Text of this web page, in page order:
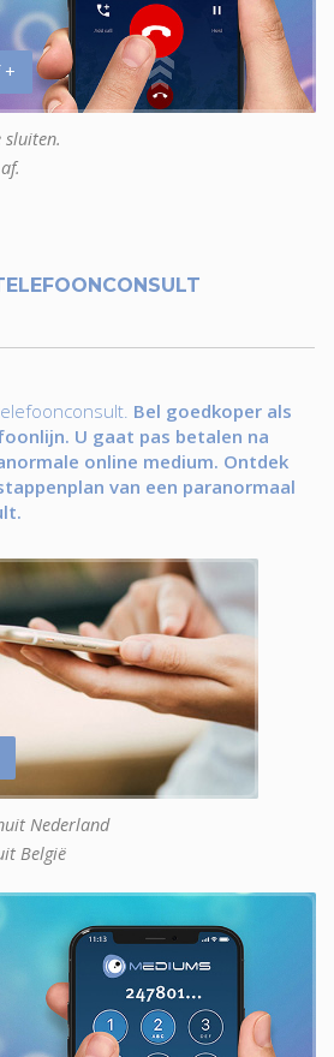
+
sluiten.
Bel goedkoper als
U gaat pas betalen na
online medium. Ontdek
van een paranormaal
Nederland
België